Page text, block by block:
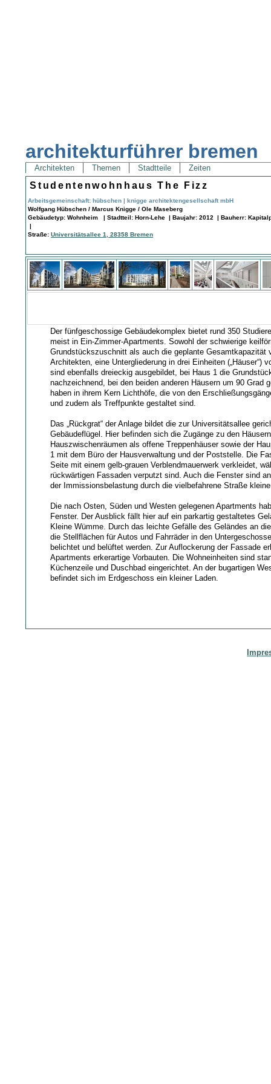
architekturführer bremen
Architekten Themen Stadtteile Zeiten
Studentenwohnhaus The Fizz
Arbeitsgemeinschaft: hübschen | knigge architektengesellschaft mbH
Wolfgang Hübschen / Marcus Knigge / Ole Maseberg
Gebäudetyp: Wohnheim | Stadtteil: Horn-Lehe | Baujahr: 2012 | Bauherr:
|
Straße:Universitätsallee 1, 28358 Bremen
Der fünfgeschossige Gebäudekomplex bietet rund 350
meist in Ein-Zimmer-Apartments. Sowohl der schwierige
Grundstückszuschnitt als auch die geplante Gesamtkapazität
Architekten, eine Untergliederung in drei Einheiten („Häuser“)
sind ebenfalls dreieckig ausgebildet, bei Haus 1 die
nachzeichnend, bei den beiden anderen Häusern um 90 Grad
haben in ihrem Kern Lichthöfe, die von den
und zudem als Treffpunkte gestaltet sind.
Das „Rückgrat“ der Anlage bildet die zur Universitätsallee
Gebäudeflügel. Hier befinden sich die Zugänge zu den
Hauszwischenräumen als offene Treppenhäuser sowie der
1 mit dem Büro der Hausverwaltung und der Poststelle. Die
Seite mit einem gelb-grauen Verblendmauerwerk verkleidet,
rückwärtigen Fassaden verputzt sind. Auch die Fenster sind
der Immissionsbelastung durch die vielbefahrene Straße
Die nach Osten, Süden und Westen gelegenen Apartments
Fenster. Der Ausblick fällt hier auf ein parkartig gestaltetes
Kleine Wümme. Durch das leichte Gefälle des Geländes an
die Stellflächen für Autos und Fahrräder in den
belichtet und belüftet werden. Zur Auflockerung der Fassade
Apartments erkerartige Vorbauten. Die Wohneinheiten sind
Küchenzeile und Duschbad eingerichtet. An der bugartigen
befindet sich im Erdgeschoss ein kleiner Laden.